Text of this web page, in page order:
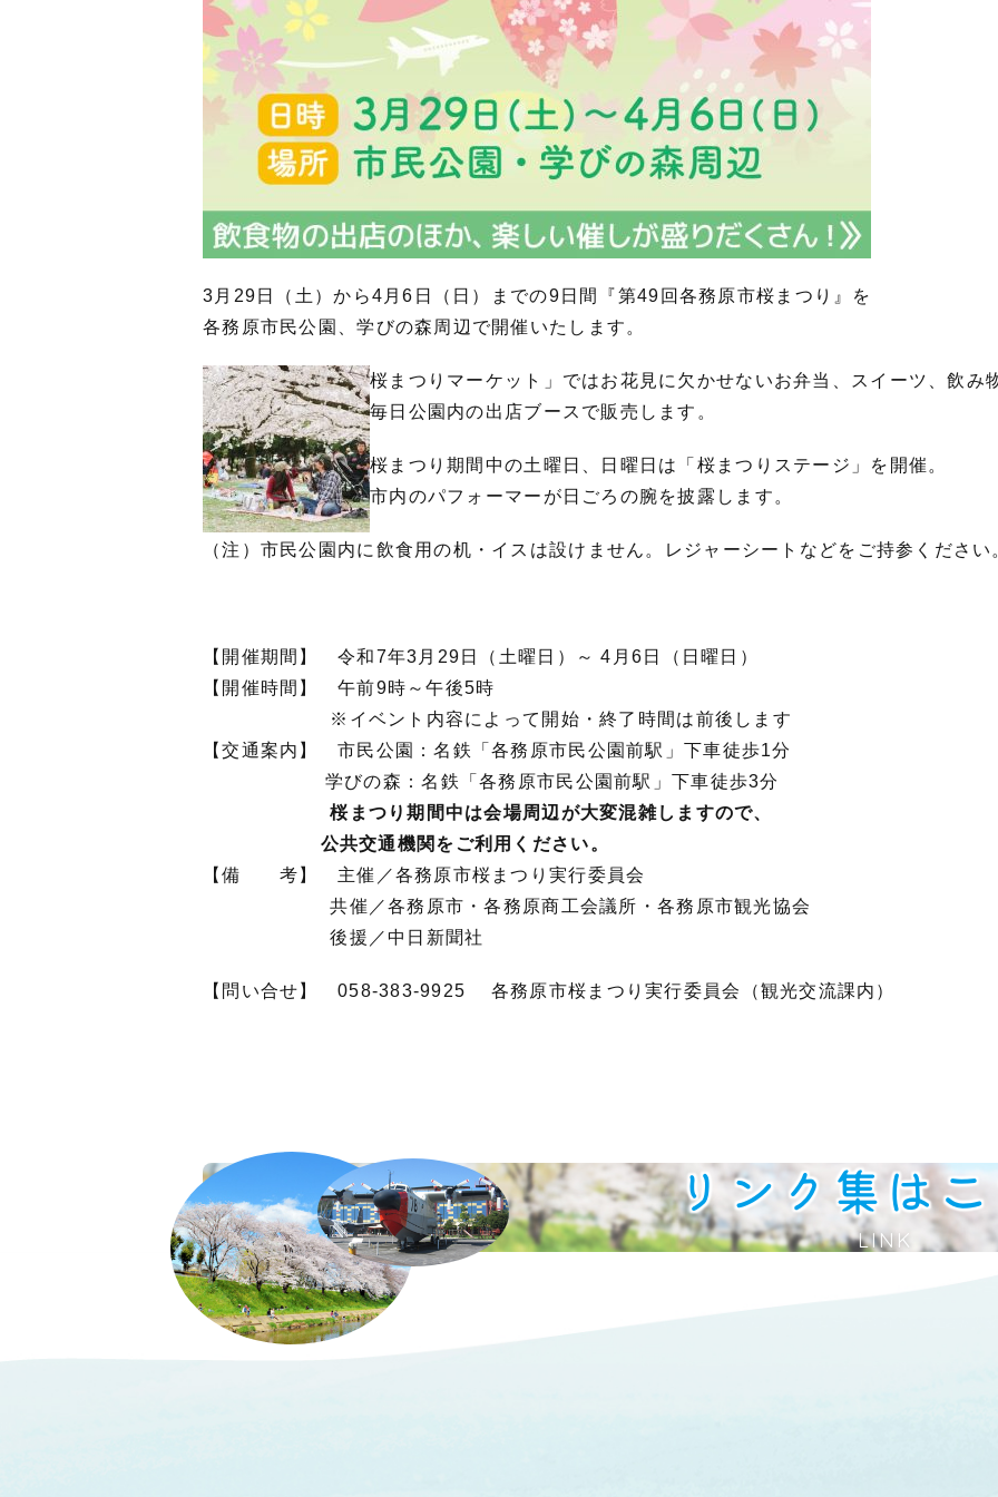
3月29日（土）から4月6日（日）までの9日間『第49回各務原市桜まつり』を
各務原市民公園、学びの森周辺で開催いたします。
桜まつりマーケット」ではお花見に欠かせないお弁当、スイーツ、飲み
毎日公園内の出店ブースで販売します。
桜まつり期間中の土曜日、日曜日は「桜まつりステージ」を開催。
市内のパフォーマーが日ごろの腕を披露します。
（注）市民公園内に飲食用の机・イスは設けません。レジャーシートなどをご持参ください
【開催期間】 令和7年3月29日（土曜日）～ 4月6日（日曜日）
【開催時間】 午前9時～午後5時
※イベント内容によって開始・終了時間は前後します
【交通案内】 市民公園：名鉄「各務原市民公園前駅」下車徒歩1分
学びの森：名鉄「各務原市民公園前駅」下車徒歩3分
桜まつり期間中は会場周辺が大変混雑しますので、
公共交通機関をご利用ください。
【備 考】 主催／各務原市桜まつり実行委員会
共催／各務原市・各務原商工会議所・各務原市観光協会
後援／中日新聞社
【問い合せ】 058-383-9925 各務原市桜まつり実行委員会（観光交流課内）
リンク集は
LINK